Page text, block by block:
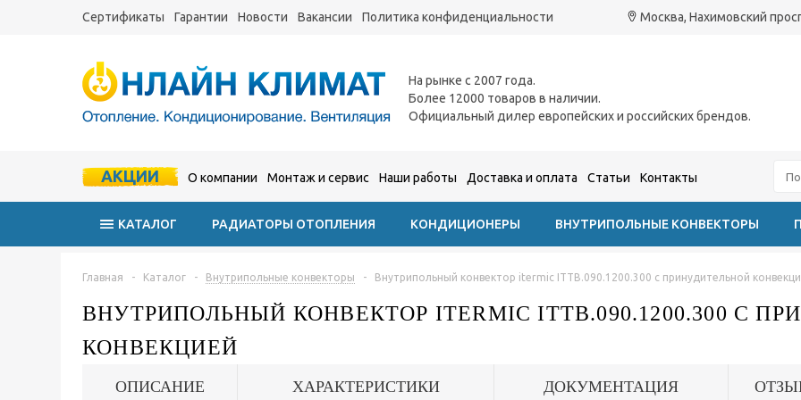
Сертификаты Гарантии Новости Вакансии Политика конфиденциальности Москва, Нахимовский
На рынке с 2007 года.
Более 12000 товаров в наличии.
Официальный дилер европейских и российских брендов.
АКЦИИ О компании Монтаж и сервис Наши работы Доставка и оплата Статьи Контакты
КАТАЛОГ РАДИАТОРЫ ОТОПЛЕНИЯ КОНДИЦИОНЕРЫ ВНУТРИПОЛЬНЫЕ КОНВЕКТОРЫ
Главная - Каталог - Внутрипольные конвекторы - Внутрипольный конвектор itermic ITTB.090.1200.300 с принудительной
ВНУТРИПОЛЬНЫЙ КОНВЕКТОР ITERMIC ITTB.090.1200.300 С
КОНВЕКЦИЕЙ
ОПИСАНИЕ ХАРАКТЕРИСТИКИ ДОКУМЕНТАЦИЯ